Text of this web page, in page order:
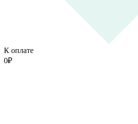
К оплате
0₽